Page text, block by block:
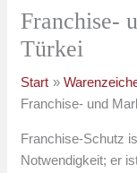
Franchise-
Türkei
Start
Franchise- und
Franchise-Schutz
Notwendigkeit; er